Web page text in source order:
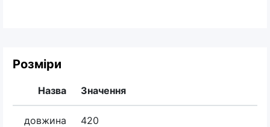
Розміри
Назва Значення
довжина 420